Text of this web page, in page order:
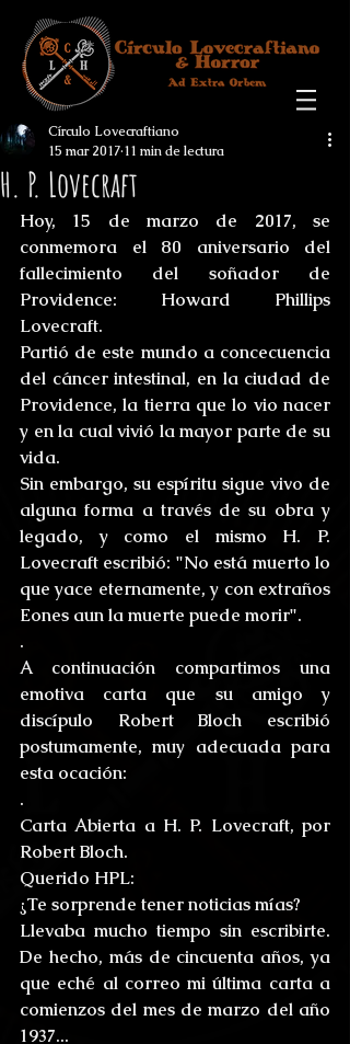
H. P. Lovecraft
Círculo Lovecraftiano
15 mar 2017 11 min de lectura
Hoy, 15 de marzo de 2017, se
conmemora el 80 aniversario del
fallecimiento del soñador de
Providence: Howard Phillips
Lovecraft.
Partió de este mundo a concecuencia
del cáncer intestinal, en la ciudad de
Providence, la tierra que lo vio nacer
y en la cual vivió la mayor parte de su
vida.
Sin embargo, su espíritu sigue vivo de
alguna forma a través de su obra y
legado, y como el mismo H. P.
Lovecraft escribió: "No está muerto lo
que yace eternamente, y con extraños
Eones aun la muerte puede morir".
.
A continuación compartimos una
emotiva carta que su amigo y
discípulo Robert Bloch escribió
postumamente, muy adecuada para
esta ocación:
.
Carta Abierta a H. P. Lovecraft, por
Robert Bloch.
Querido HPL:
¿Te sorprende tener noticias mías?
Llevaba mucho tiempo sin escribirte.
De hecho, más de cincuenta años, ya
que eché al correo mi última carta a
comienzos del mes de marzo del año
1937...